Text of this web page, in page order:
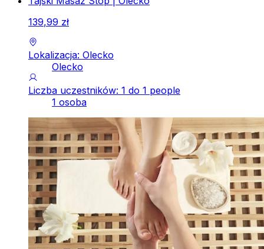
139,99 zł
Lokalizacja: Olecko
Olecko
Liczba uczestników: 1 do 1 people
1 osoba